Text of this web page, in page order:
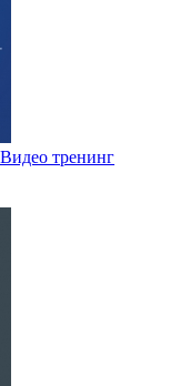
тренинг